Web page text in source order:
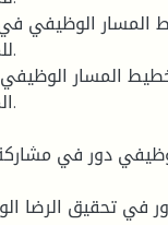
دور في
في تحقيق الرضا